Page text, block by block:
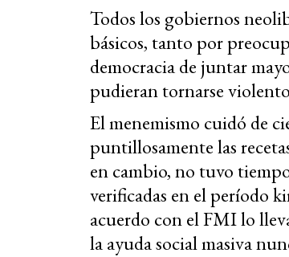
Todos los gobiernos
básicos, tanto por
democracia de juntar
pudieran tornarse
El menemismo cuidó de
puntillosamente las
en cambio, no tuvo
verificadas en el período
acuerdo con el FMI lo
la ayuda social masiva